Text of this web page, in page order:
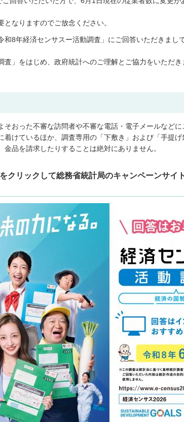
なりますのでご放念ください。
和8年経済センサスー活動調査」にご回答いただきまし
査」をはじめ、政府統計へのご理解とご協力をいただき
そおった不審な訪問者や不審な電話・電子メールなどに
着けているほか、調査専用の「下敷き」および「手提
金品を請求したりすることは絶対にありません。
クリックして総務省統計局のキャンペーンサイ